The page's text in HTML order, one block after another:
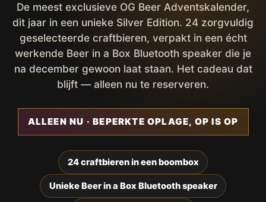
De meest exclusieve OG Beer Adventskalender,
dit jaar in een unieke Silver Edition. 24 zorgvuldig
geselecteerde craftbieren, verpakt in een écht
werkende Beer in a Box Bluetooth speaker die je
na december gewoon laat staan. Het cadeau dat
blijft — alleen nu te reserveren.
ALLEEN NU · BEPERKTE OPLAGE, OP IS OP
24 craftbieren in een boombox
Unieke Beer in a Box Bluetooth speaker